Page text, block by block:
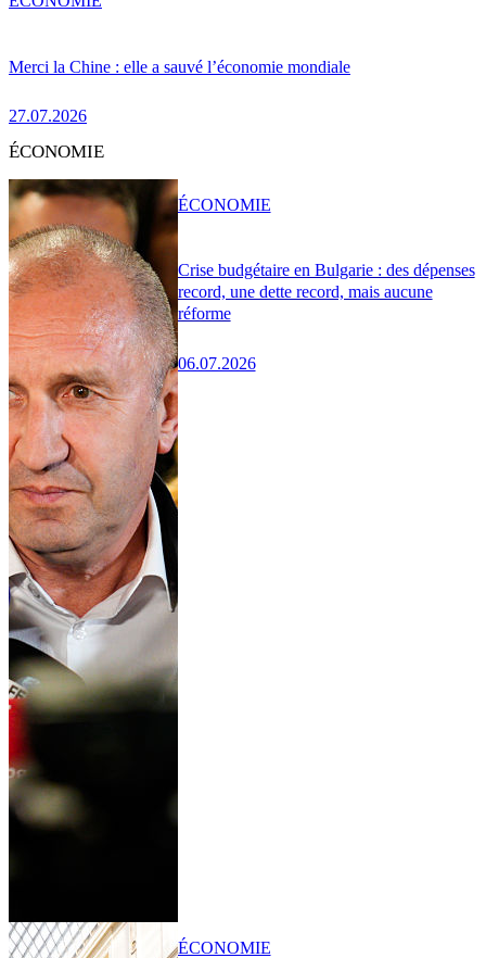
Merci la Chine : elle a sauvé l’économie mondiale
27.07.2026
ÉCONOMIE
Crise budgétaire en Bulgarie : des dépenses
record, une dette record, mais aucune
réforme
06.07.2026
ÉCONOMIE
ÉCONOMIE